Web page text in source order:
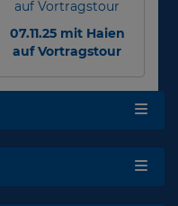
07.11.25 mit Haien
auf Vortragstour